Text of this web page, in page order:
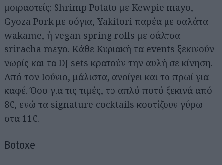
μοιραστείς: Shrimp Potato με Kewpie mayo,
Gyoza Pork με σόγια, Yakitori παρέα με σαλάτα
wakame, ή vegan spring rolls με σάλτσα
sriracha mayo. Κάθε Κυριακή τα events ξεκινούν
νωρίς και τα DJ sets κρατούν την αυλή σε κίνηση.
Από τον Ιούνιο, μάλιστα, ανοίγει και το πρωί για
καφέ. Όσο για τις τιμές, το απλό ποτό ξεκινά από
8€, ενώ τα signature cocktails κοστίζουν γύρω
στα 11€.
Botoxe